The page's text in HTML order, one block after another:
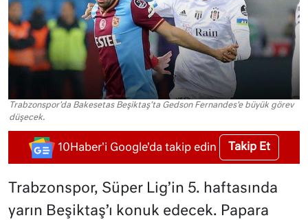
Trabzonspor'da Bakesetas Beşiktaş'ta Gedson Fernandes'e büyük görev
düşecek.
10Haber'i Google'da takip edin Takip Et
Trabzonspor, Süper Lig’in 5. haftasında
yarın Beşiktaş’ı konuk edecek. Papara